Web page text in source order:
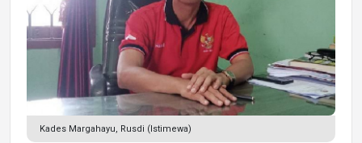
Kades Margahayu, Rusdi (Istimewa)